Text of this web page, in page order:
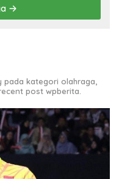
kategori olahraga,
post wpberita.